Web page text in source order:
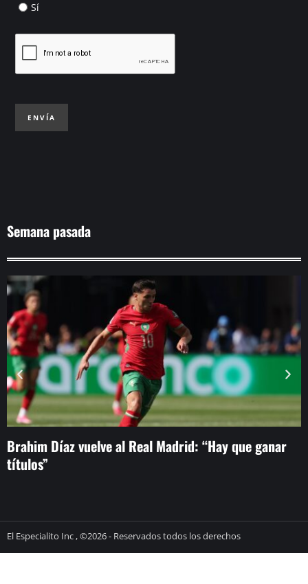
Sí
ENVÍA
Semana pasada
Brahim Díaz vuelve al Real Madrid: “Hay que ganar
títulos”
El Especialito Inc , ©2026 - Reservados todos los derechos